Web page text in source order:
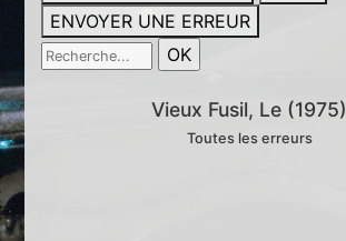
ENVOYER UNE ERREUR
Vieux Fusil, Le (1975)
Toutes les erreurs